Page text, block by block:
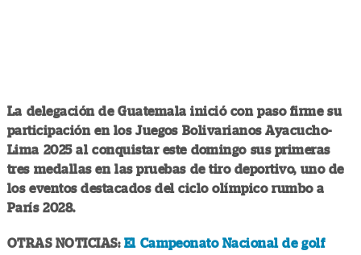
La delegación de Guatemala inició con paso firme su
participación en los Juegos Bolivarianos Ayacucho-
Lima 2025 al conquistar este domingo sus primeras
tres medallas en las pruebas de tiro deportivo, uno de
los eventos destacados del ciclo olímpico rumbo a
París 2028.
OTRAS NOTICIAS: El Campeonato Nacional de golf